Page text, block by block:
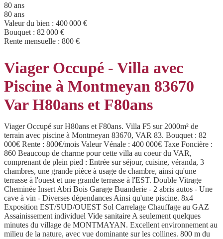
80 ans
80 ans
Valeur du bien : 400 000 €
Bouquet : 82 000 €
Rente mensuelle : 800 €
Viager Occupé - Villa avec
Piscine à Montmeyan 83670
Var H80ans et F80ans
Viager Occupé sur H80ans et F80ans. Villa F5 sur 2000m² de
terrain avec piscine à Montmeyan 83670, VAR 83. Bouquet : 82
000€ Rente : 800€/mois Valeur Vénale : 400 000€ Taxe Foncière :
860 Beaucoup de charme pour cette villa au coeur du VAR,
comprenant de plein pied : Entrée sur séjour, cuisine, véranda, 3
chambres, une grande pièce à usage de chambre, ainsi qu'une
terrasse à l'ouest et une grande terrasse à l'EST. Double Vitrage
Cheminée Insert Abri Bois Garage Buanderie - 2 abris autos - Une
cave à vin - Diverses dépendances Ainsi qu'une piscine. 8x4
Exposition EST/SUD/OUEST Sol Carrelage Chauffage au GAZ
Assainissement individuel Vide sanitaire A seulement quelques
minutes du village de MONTMAYAN. Excellent environnement au
milieu de la nature, avec vue dominante sur les collines. 800 m du